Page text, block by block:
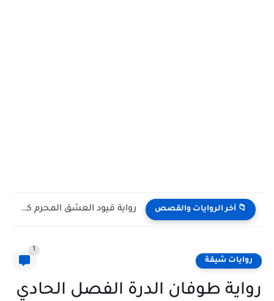
📁 آخر الروايات والقصص رواية قيود العشق المحرم كاملة وحصرية بقلم يوكا
روايات شيقة
1
رواية طوفان الدرة الفصل الحادي